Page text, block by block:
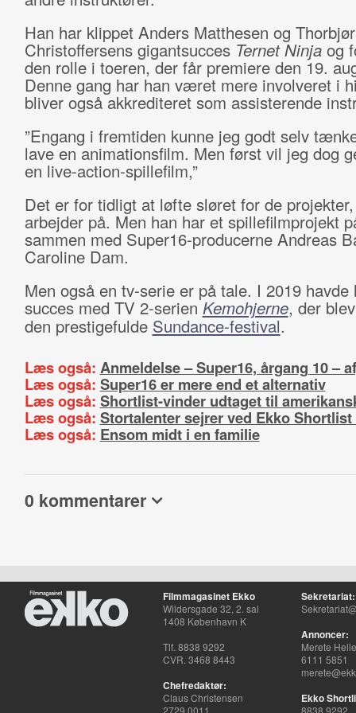
Han har klippet Anders Matthesen og
Christoffersens gigantsucces Ternet Ninjaog
den rolle i toeren, der får premiere den 19.
Denne gang har han været mere involveret i
bliver også akkrediteret som assisterende
”Engang i fremtiden kunne jeg godt selv
lave en animationsfilm. Men først vil jeg dog
en live-action-spillefilm,”
Det er for tidligt at løfte sløret for de
arbejder på. Men han har et spillefilmprojekt
sammen med Super16-producerne Andreas
Caroline Dam.
Men også en tv-serie er på tale. I 2019 havde
succes med TV 2-serienKemohjerne, der
den prestigefulde Sundance-festival.
Læs også: Anmeldelse – Super16, årgang 10 –
Læs også: Super16 er mere end et alternativ
Læs også: Shortlist-vinder udtaget til
Læs også: Stortalenter sejrer ved Ekko
Læs også: Ensom midt i en familie
0 kommentarer
Filmmagasinet Ekko
Wildersgade 32, 2. sal
1408 København K
Tlf. 8838 9292
CVR. 3468 8443
Chefredaktør:
Claus Christensen
2729 0011
Sekretariat:
Annoncer:
Merete
6111 5851
Ekko
8838 9292